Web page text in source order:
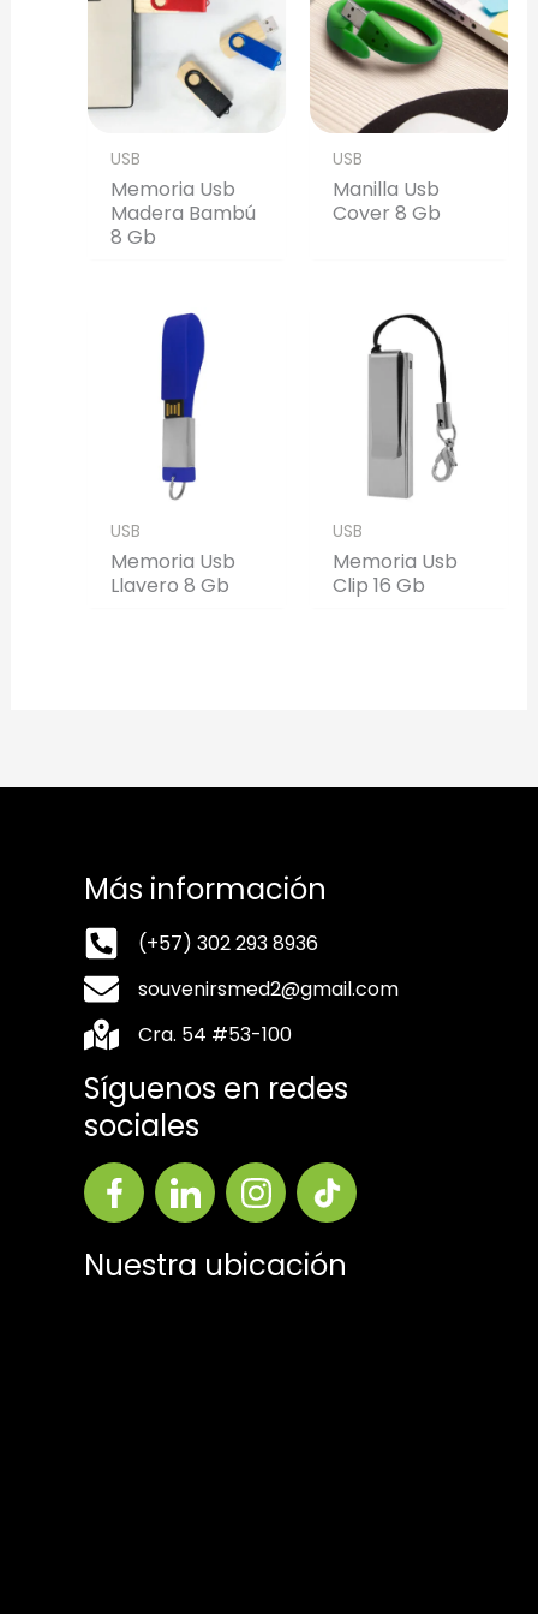
USB
Memoria Usb
Madera Bambú
8 Gb
USB
Manilla Usb
Cover 8 Gb
USB
Memoria Usb
Llavero 8 Gb
USB
Memoria Usb
Clip 16 Gb
Más información
(+57) 302 293 8936
souvenirsmed2@gmail.com
Cra. 54 #53-100
Síguenos en redes
sociales
Nuestra ubicación